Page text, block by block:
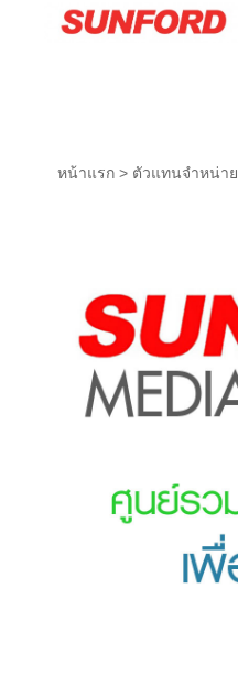
หน้าแรก > ตัวแทนจำหน่าย